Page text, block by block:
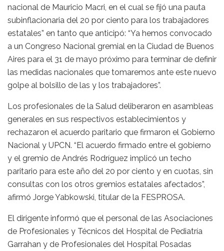
nacional de Mauricio Macri, en el cual se fijó una pauta
subinflacionaria del 20 por ciento para los trabajadores
estatales” en tanto que anticipó: “Ya hemos convocado
a un Congreso Nacional gremial en la Ciudad de Buenos
Aires para el 31 de mayo próximo para terminar de definir
las medidas nacionales que tomaremos ante este nuevo
golpe al bolsillo de las y los trabajadores”.
Los profesionales de la Salud deliberaron en asambleas
generales en sus respectivos establecimientos y
rechazaron el acuerdo paritario que firmaron el Gobierno
Nacional y UPCN. “El acuerdo firmado entre el gobierno
y el gremio de Andrés Rodríguez implicó un techo
paritario para este año del 20 por ciento y en cuotas, sin
consultas con los otros gremios estatales afectados”,
afirmó Jorge Yabkowski, titular de la FESPROSA.
El dirigente informó que el personal de las Asociaciones
de Profesionales y Técnicos del Hospital de Pediatría
Garrahan y de Profesionales del Hospital Posadas